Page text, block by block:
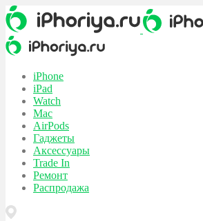
iPhone
iPad
Watch
Mac
AirPods
Гаджеты
Аксессуары
Trade In
Ремонт
Распродажа